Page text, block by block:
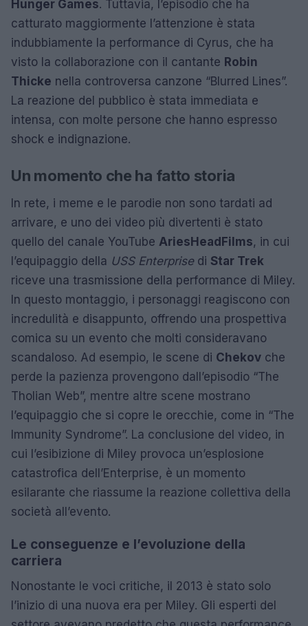
Hunger Games. Tuttavia, l’episodio che ha
catturato maggiormente l’attenzione è stata
indubbiamente la performance di Cyrus, che ha
visto la collaborazione con il cantante Robin
Thicke nella controversa canzone “Blurred Lines”.
La reazione del pubblico è stata immediata e
intensa, con molte persone che hanno espresso
shock e indignazione.
Un momento che ha fatto storia
In rete, i meme e le parodie non sono tardati ad
arrivare, e uno dei video più divertenti è stato
quello del canale YouTube AriesHeadFilms, in cui
l’equipaggio della USS Enterprisedi Star Trek
riceve una trasmissione della performance di Miley.
In questo montaggio, i personaggi reagiscono con
incredulità e disappunto, offrendo una prospettiva
comica su un evento che molti consideravano
scandaloso. Ad esempio, le scene di Chekov che
perde la pazienza provengono dall’episodio “The
Tholian Web”, mentre altre scene mostrano
l’equipaggio che si copre le orecchie, come in “The
Immunity Syndrome”. La conclusione del video, in
cui l’esibizione di Miley provoca un’esplosione
catastrofica dell’Enterprise, è un momento
esilarante che riassume la reazione collettiva della
società all’evento.
Le conseguenze e l’evoluzione della
carriera
Nonostante le voci critiche, il 2013 è stato solo
l’inizio di una nuova era per Miley. Gli esperti del